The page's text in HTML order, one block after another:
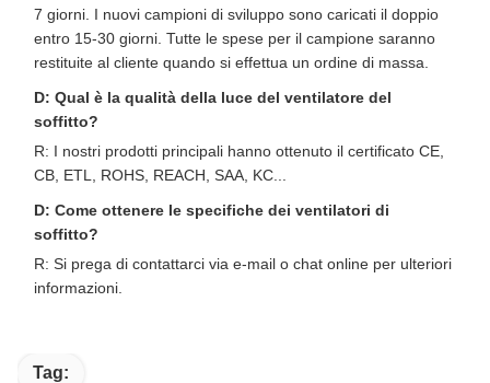
7 giorni. I nuovi campioni di sviluppo sono caricati il doppio
entro 15-30 giorni. Tutte le spese per il campione saranno
restituite al cliente quando si effettua un ordine di massa.
D: Qual è la qualità della luce del ventilatore del
soffitto?
R: I nostri prodotti principali hanno ottenuto il certificato CE,
CB, ETL, ROHS, REACH, SAA, KC...
D: Come ottenere le specifiche dei ventilatori di
soffitto?
R: Si prega di contattarci via e-mail o chat online per ulteriori
informazioni.
Tag: